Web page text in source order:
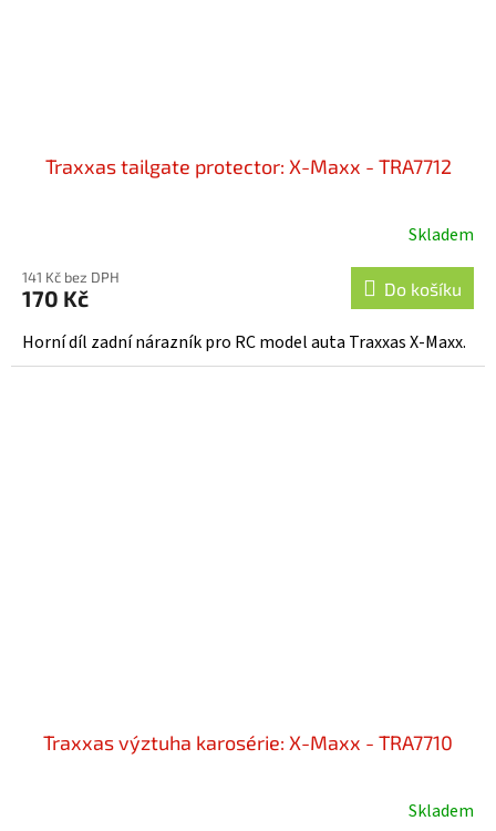
Traxxas tailgate protector: X-Maxx - TRA7712
Skladem
141 Kč bez DPH
170 Kč Do košíku
Horní díl zadní nárazník pro RC model auta Traxxas X-Maxx.
Traxxas výztuha karosérie: X-Maxx - TRA7710
Skladem